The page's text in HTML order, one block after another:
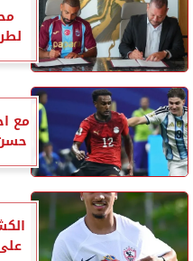
مع
حسن